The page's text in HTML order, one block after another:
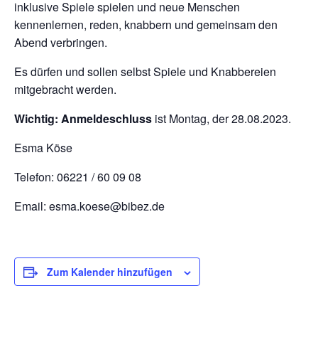
inklusive Spiele spielen und neue Menschen
kennenlernen, reden, knabbern und gemeinsam den
Abend verbringen.
Es dürfen und sollen selbst Spiele und Knabbereien
mitgebracht werden.
Wichtig: Anmeldeschluss ist Montag, der 28.08.2023.
Esma Köse
Telefon: 06221 / 60 09 08
Email: esma.koese@bibez.de
Zum Kalender hinzufügen